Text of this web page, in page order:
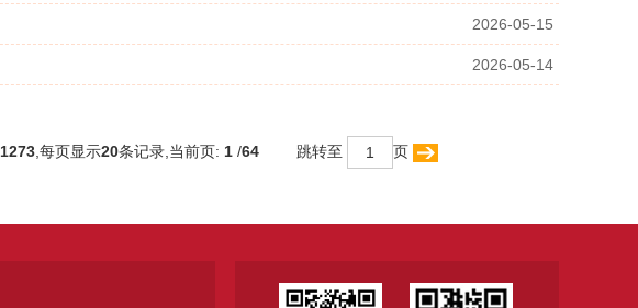
2026-05-15
2026-05-14
1273 ,每页显示20条记录,当前页: 1 /64 跳转至 页